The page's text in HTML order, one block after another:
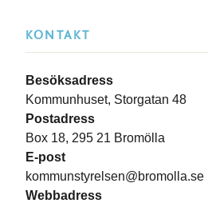
KONTAKT
Besöksadress
Kommunhuset, Storgatan 48
Postadress
Box 18, 295 21 Bromölla
E-post
kommunstyrelsen@bromolla.se
Webbadress